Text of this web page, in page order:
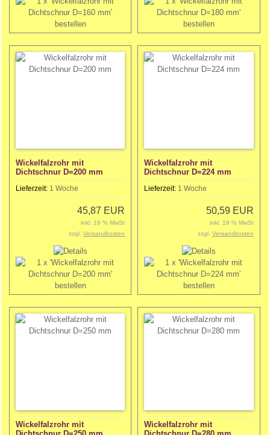
Wickelfalzrohr mit
Dichtschnur D=200 mm
Lieferzeit: 1 Woche
45,87 EUR
inkl. 19 % MwSt
zzgl.Versandkosten
Wickelfalzrohr mit
Dichtschnur D=224 mm
Lieferzeit: 1 Woche
50,59 EUR
inkl. 19 % MwSt
zzgl. Versandkosten
Wickelfalzrohr mit
Wickelfalzrohr mit